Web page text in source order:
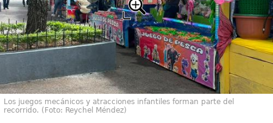
Los juegos mecánicos y atracciones infantiles forman parte del
recorrido. (Foto: Reychel Méndez)